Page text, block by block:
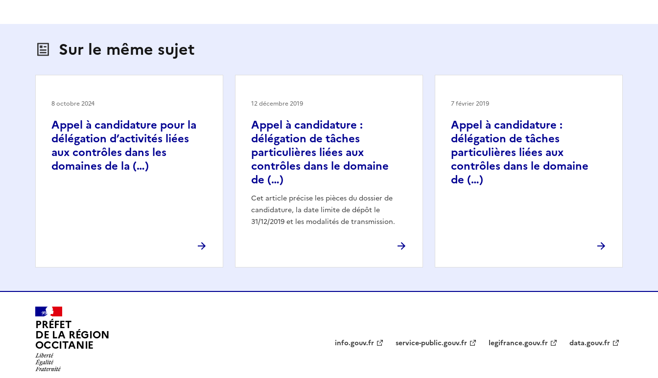
Sur le même sujet
Appel à candidature pour la
délégation d’activités liées
aux contrôles dans les
domaines de la (…)
8 octobre 2024
Appel à candidature :
délégation de tâches
particulières liées aux
contrôles dans le domaine
de (…)
Cet article précise les pièces du dossier de
candidature, la date limite de dépôt le
31/12/2019 et les modalités de transmission.
12 décembre 2019
Appel à candidature :
délégation de tâches
particulières liées aux
contrôles dans le domaine
de (…)
7 février 2019
PRÉFET
DE LA RÉGION
OCCITANIE info.gouv.fr service-public.gouv.fr legifrance.gouv.fr data.gouv.fr